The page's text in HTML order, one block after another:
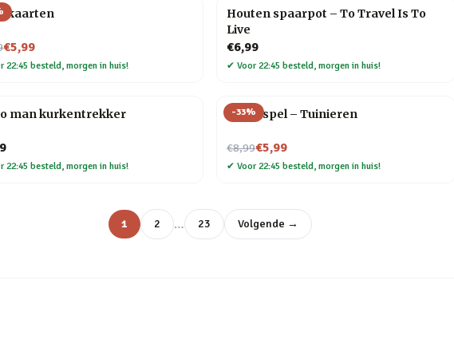
€5,99
22:45 besteld, morgen in huis!
Houten spaarpot – To Travel Is To
Live
€6,99
✔ Voor 22:45 besteld, morgen in huis!
man kurkentrekker
22:45 besteld, morgen in huis!
-33%
Trivia spel – Tuinieren
€8,99
Nu voor€5,99
✔ Voor 22:45 besteld, morgen in huis!
1 2 … 23 Volgende →